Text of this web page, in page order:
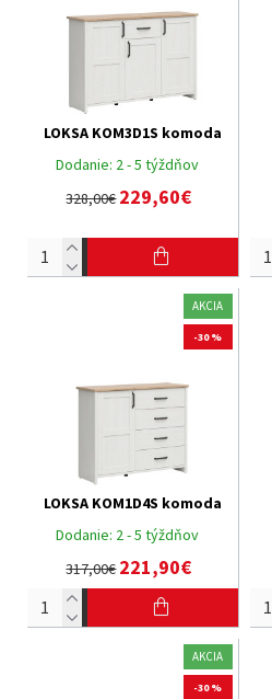
Dodanie: 2 - 5 týždňov
LOKSA KOM3D1S komoda
328,00€229,60€
AKCIA
-30 %
Dodanie: 2 - 5 týždňov
LOKSA KOM1D4S komoda
317,00€221,90€
AKCIA
-30 %